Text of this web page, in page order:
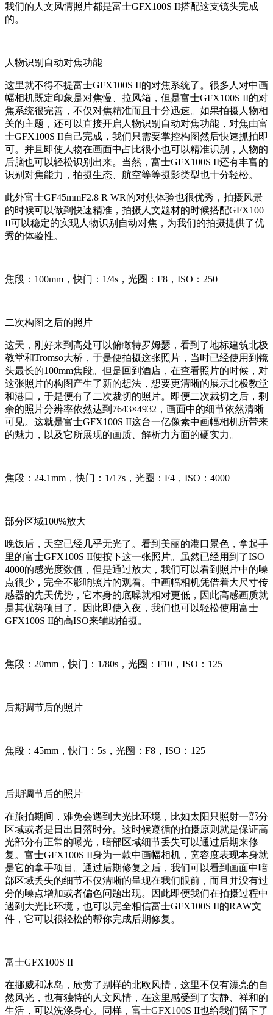
我们的人文风情照片都是富士GFX100S II搭配这支镜头完成
的。
人物识别自动对焦功能
这里就不得不提富士GFX100S II的对焦系统了。很多人对中画
幅相机既定印象是对焦慢、拉风箱，但是富士GFX100S II的对
焦系统很完善，不仅对焦精准而且十分迅速。如果拍摄人物相
关的主题，还可以直接开启人物识别自动对焦功能，对焦由富
士GFX100S II自己完成，我们只需要掌控构图然后快速抓拍即
可。并且即使人物在画面中占比很小也可以精准识别，人物的
后脑也可以轻松识别出来。当然，富士GFX100S II还有丰富的
识别对焦能力，拍摄生态、航空等等摄影类型也十分轻松。
此外富士GF45mmF2.8 R WR的对焦体验也很优秀，拍摄风景
的时候可以做到快速精准，拍摄人文题材的时候搭配GFX100
II可以稳定的实现人物识别自动对焦，为我们的拍摄提供了优
秀的体验性。
焦段：100mm，快门：1/4s，光圈：F8，ISO：250
二次构图之后的照片
这天，刚好来到高处可以俯瞰特罗姆瑟，看到了地标建筑北极
教堂和Tromso大桥，于是便拍摄这张照片，当时已经使用到镜
头最长的100mm焦段。但是回到酒店，在查看照片的时候，对
这张照片的构图产生了新的想法，想要更清晰的展示北极教堂
和港口，于是便有了二次裁切的照片。即便二次裁切之后，剩
余的照片分辨率依然达到7643×4932，画面中的细节依然清晰
可见。这就是富士GFX100S II这台一亿像素中画幅相机所带来
的魅力，以及它所展现的画质、解析力方面的硬实力。
焦段：24.1mm，快门：1/17s，光圈：F4，ISO：4000
部分区域100%放大
晚饭后，天空已经几乎无光了。看到美丽的港口景色，拿起手
里的富士GFX100S II便按下这一张照片。虽然已经用到了ISO
4000的感光度数值，但是通过放大，我们可以看到照片中的噪
点很少，完全不影响照片的观看。中画幅相机凭借着大尺寸传
感器的先天优势，它本身的底噪就相对更低，因此高感画质就
是其优势项目了。因此即使入夜，我们也可以轻松使用富士
GFX100S II的高ISO来辅助拍摄。
焦段：20mm，快门：1/80s，光圈：F10，ISO：125
后期调节后的照片
焦段：45mm，快门：5s，光圈：F8，ISO：125
后期调节后的照片
在旅拍期间，难免会遇到大光比环境，比如太阳只照射一部分
区域或者是日出日落时分。这时候遵循的拍摄原则就是保证高
光部分有正常的曝光，暗部区域细节丢失可以通过后期来修
复。富士GFX100S II身为一款中画幅相机，宽容度表现本身就
是它的拿手项目。通过后期修复之后，我们可以看到画面中暗
部区域丢失的细节不仅清晰的呈现在我们眼前，而且并没有过
分的噪点增加或者偏色问题出现。因此即便我们在拍摄过程中
遇到大光比环境，也可以完全相信富士GFX100S II的RAW文
件，它可以很轻松的帮你完成后期修复。
富士GFX100S II
在挪威和冰岛，欣赏了别样的北欧风情，这里不仅有漂亮的自
然风光，也有独特的人文风情，在这里感受到了安静、祥和的
生活，可以洗涤身心。同样，富士GFX100S II也给我们留下了